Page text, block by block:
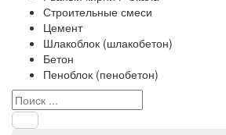
Строительные смеси
Цемент
Шлакоблок (шлакобетон)
Бетон
Пеноблок (пенобетон)